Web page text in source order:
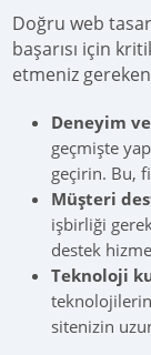
Doğru web
başarısı için
etmeniz
Deneyim
geçmişte
geçirin. Bu,
Müşteri
işbirliği
destek
Teknoloji
sitenizin